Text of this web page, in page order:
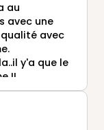
au
avec une
avec
y'a que le
!!